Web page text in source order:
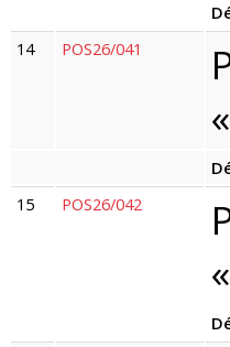
14
POS26/041
15
POS26/042